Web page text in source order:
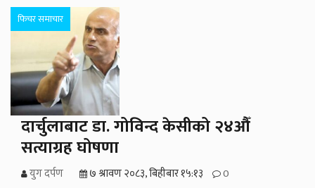
फिचर समाचार
दार्चुलाबाट डा. गोविन्द केसीको २४औँ
सत्याग्रह घोषणा
युग दर्पण ७ श्रावण २०८३, बिहीबार १५:१३ 0